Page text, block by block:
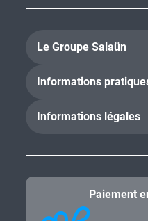
Le Groupe Salaün
Informations
Informations légales
Paiement